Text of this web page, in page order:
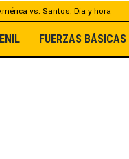
vs. Santos: Día y hora
FUERZAS BÁSICAS